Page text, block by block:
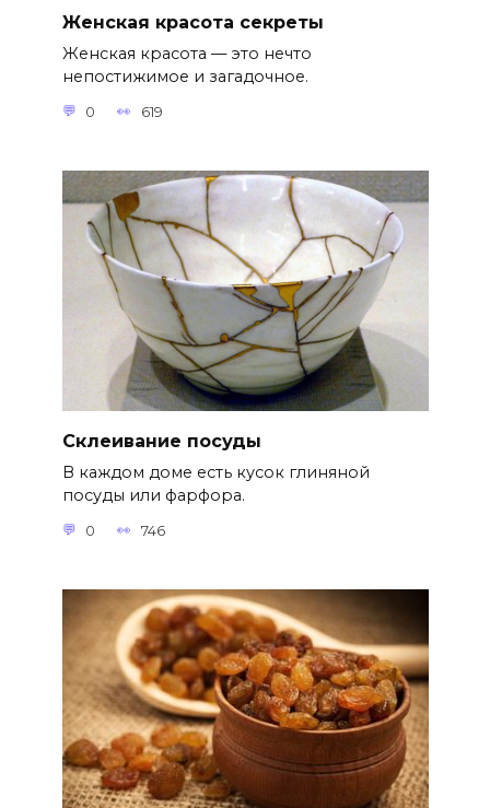
Женская красота секреты
Женская красота — это нечто
непостижимое и загадочное.
0 619
Склеивание посуды
В каждом доме есть кусок глиняной
посуды или фарфора.
0 746